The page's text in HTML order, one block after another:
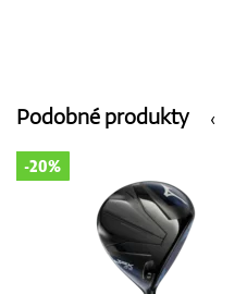
‹
Podobné produkty